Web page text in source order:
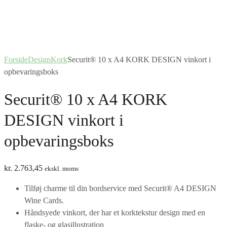
ForsideDesignKorkSecurit® 10 x A4 KORK DESIGN vinkort i
opbevaringsboks
Securit® 10 x A4 KORK
DESIGN vinkort i
opbevaringsboks
kr. 2.763,45 ekskl. moms
Tilføj charme til din bordservice med Securit® A4 DESIGN
Wine Cards.
Håndsyede vinkort, der har et korktekstur design med en
flaske- og glasillustration